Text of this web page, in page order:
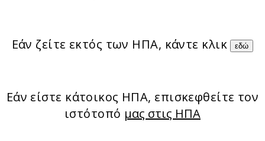
Εάν ζείτε εκτός των ΗΠΑ, κάντε κλικ εδώ
Εάν είστε κάτοικος ΗΠΑ, επισκεφθείτε τον
ιστότοπό μας στις ΗΠΑ